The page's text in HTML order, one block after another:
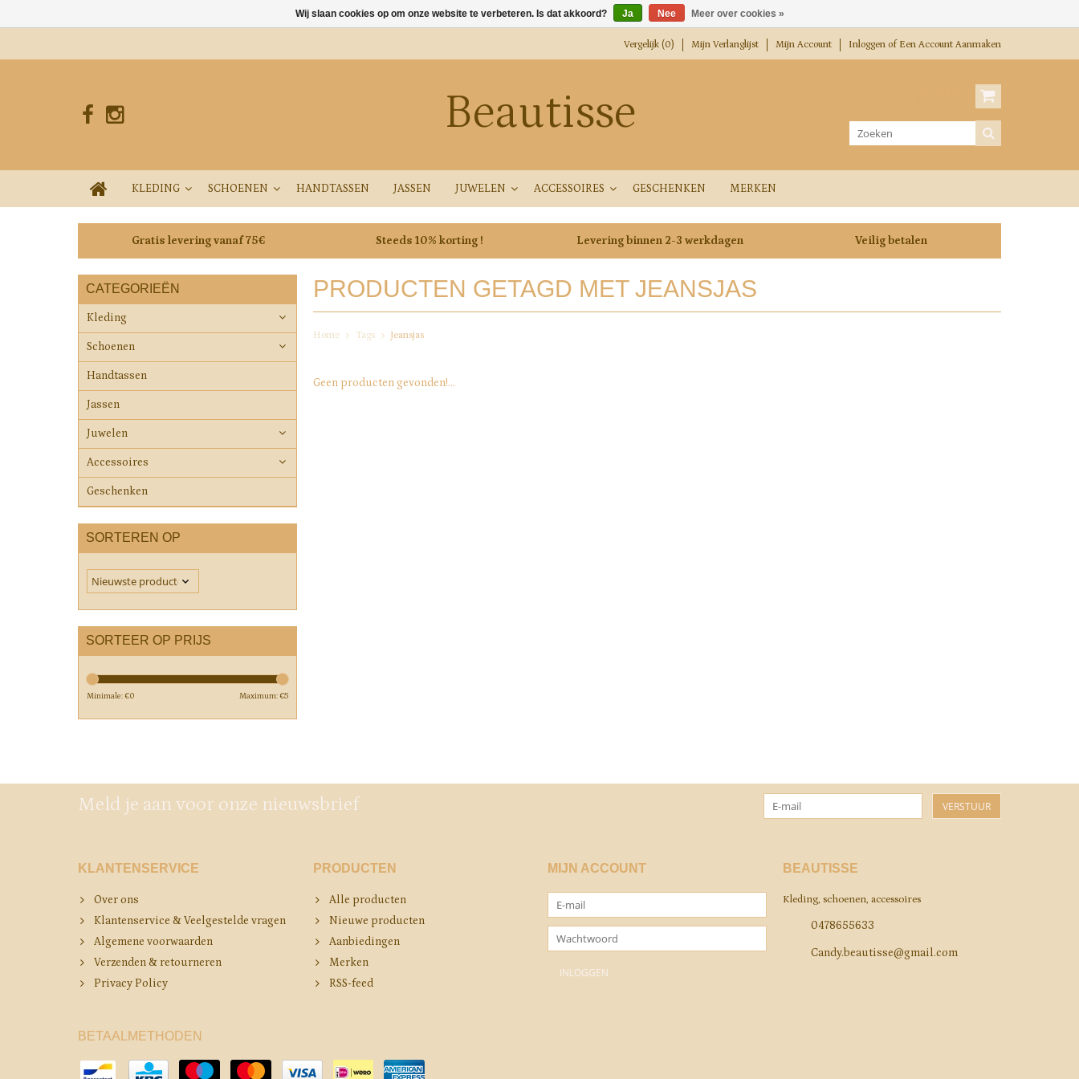
Vergelijk (0) Mijn Verlanglijst Mijn Account Inloggen of Een Account Aanmaken
Beautisse
KLEDING SCHOENEN HANDTASSEN JASSEN JUWELEN ACCESSOIRES GESCHENKEN MERKEN
Gratis levering vanaf 75€ Steeds 10% korting ! Levering binnen 2-3 werkdagen Veilig betalen
CATEGORIEËN
Kleding
Schoenen
Handtassen
Jassen
Juwelen
Accessoires
Geschenken
SORTEREN OP
SORTEER OP PRIJS
Minimale: €0 Maximum: €5
PRODUCTEN GETAGD MET JEANSJAS
Home Tags Jeansjas
Geen producten gevonden!...
Meld je aan voor onze nieuwsbrief VERSTUUR
KLANTENSERVICE
Over ons
Klantenservice & Veelgestelde vragen
Algemene voorwaarden
Verzenden & retourneren
Privacy Policy
PRODUCTEN
Alle producten
Nieuwe producten
Aanbiedingen
Merken
RSS-feed
MIJN ACCOUNT BEAUTISSE
Kleding, schoenen, accessoires
0478655633
Candy.beautisse@gmail.com
BETAALMETHODEN
Wij slaan cookies op om onze website te verbeteren. Is dat akkoord? Ja Nee Meer over cookies »